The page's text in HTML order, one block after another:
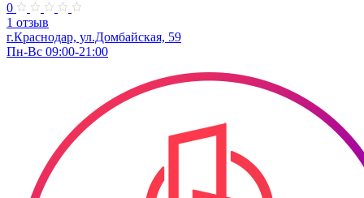
0
1 отзыв
г.Краснодар, ул.Домбайская, 59
Пн-Вс 09:00-21:00